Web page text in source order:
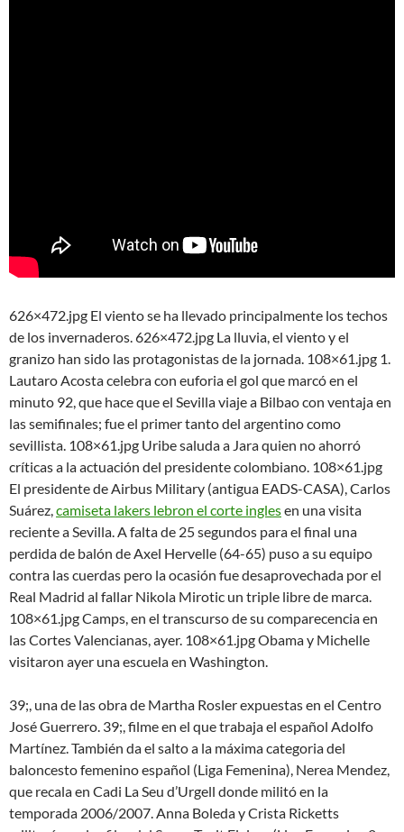
626×472.jpg El viento se ha llevado principalmente los techos
de los invernaderos. 626×472.jpg La lluvia, el viento y el
granizo han sido las protagonistas de la jornada. 108×61.jpg 1.
Lautaro Acosta celebra con euforia el gol que marcó en el
minuto 92, que hace que el Sevilla viaje a Bilbao con ventaja en
las semifinales; fue el primer tanto del argentino como
sevillista. 108×61.jpg Uribe saluda a Jara quien no ahorró
críticas a la actuación del presidente colombiano. 108×61.jpg
El presidente de Airbus Military (antigua EADS-CASA), Carlos
Suárez,camiseta lakers lebron el corte inglesen una visita
reciente a Sevilla. A falta de 25 segundos para el final una
perdida de balón de Axel Hervelle (64-65) puso a su equipo
contra las cuerdas pero la ocasión fue desaprovechada por el
Real Madrid al fallar Nikola Mirotic un triple libre de marca.
108×61.jpg Camps, en el transcurso de su comparecencia en
las Cortes Valencianas, ayer. 108×61.jpg Obama y Michelle
visitaron ayer una escuela en Washington.
39;, una de las obra de Martha Rosler expuestas en el Centro
José Guerrero. 39;, filme en el que trabaja el español Adolfo
Martínez. También da el salto a la máxima categoria del
baloncesto femenino español (Liga Femenina), Nerea Mendez,
que recala en Cadi La Seu d’Urgell donde militó en la
temporada 2006/2007. Anna Boleda y Crista Ricketts